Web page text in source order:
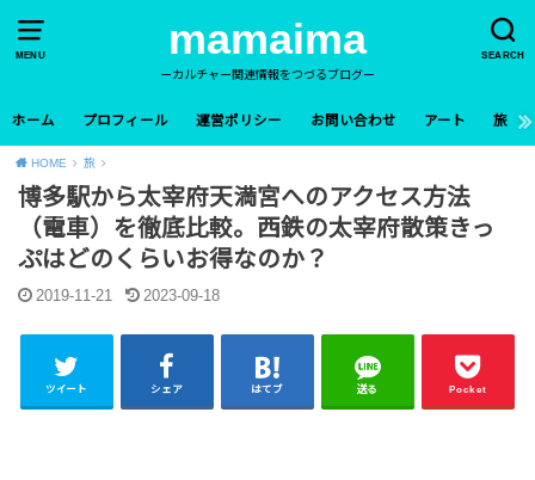
MENU SEARCH
mamaima
ーカルチャー関連情報をつづるブログー
ホーム プロフィール 運営ポリシー お問い合わせ アート 旅
HOME 旅
博多駅から太宰府天満宮へのアクセス方法
（電車）を徹底比較。西鉄の太宰府散策きっ
ぷはどのくらいお得なのか？
2019-11-21 2023-09-18
ツイート シェア はてブ 送る Pocket